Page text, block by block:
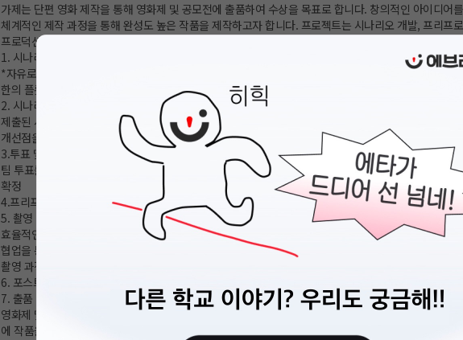
가제는 단편 영화 제작을 통해 영화제 및 공모전에 출품하여 수상을 목표로 합니다. 창의적인 아이디어
체계적인 제작 과정을 통해 완성도 높은 작품을 제작하고자 합니다. 프로젝트는 시나리오 개발, 프리프
프로덕션, 출품 및 홍보의 단계로 진행할 예정입니다.
1. 시나리오 개발 및 선정 과정
*자유로운 시나리오 제출 - 팀원 모두의 창의적이고 독창적인 아이디어를 바탕으로 시나리오를 작성 -
한의 플롯, 주요 캐릭터 설정, 핵심 메시지를 포함해야 함
2. 시나리오 발표
제출된 시나리오를 팀원들과 공유하며, 작성자가 직접 아이디어와 작품의 의도를 설명하고, 팀원들은
개선점을 논의하며 피드백을 제공
3.투표 및 선정
팀 투표를 통해 가장 잠재력이 높은 시나리오 2개를 선정 - 선정된 시나리오는 추가 개발 과정을 거쳐 최
확정
4.프리프로덕션 (2~3개월)
5. 촬영 (2-4회차)
효율적인 촬영 진행 - 예상치 못한 변수에 유연하게 대처하고, 창의적인 아이디어를 현장에서 반영
협업을 통한 완성도 향상 - 감독, 촬영감독, 배우 등 모든 팀원이 긴밀히 협력
촬영 과정에서 발생하는 문제를 신속하게 해결하며 유기적으로 움직임
6. 포스트 프로덕션
7. 출품 및 상영회
영화제 및 공모전 출품 - 영화제 출품 규정을 준수하여 포스터, 예고편, 시놉시스를 제작한 후 국내외 다
에 작품을 출품하고 가제 내부에서는 상영회 진행